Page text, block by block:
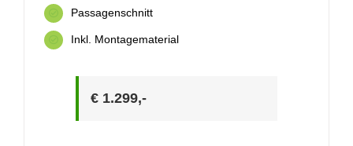
Passagenschnitt
Inkl. Montagematerial
€ 1.299,-